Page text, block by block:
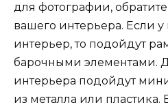
для фотографии,
вашего интерьера. Если у
интерьер, то подойдут
барочными элементами.
интерьера подойдут
из металла или пластика.